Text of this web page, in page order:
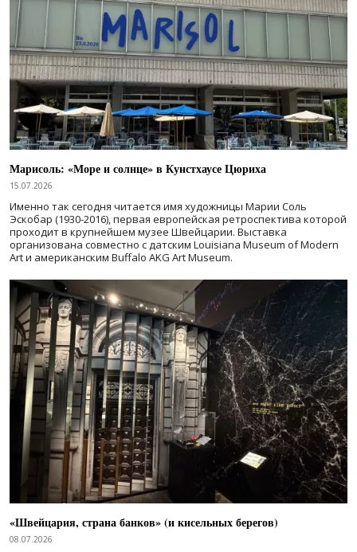
Марисоль: «Море и солнце» в Кунстхаусе Цюриха
15.07.2026
Именно так сегодня читается имя художницы Марии Соль
Эскобар (1930-2016), первая европейская ретроспектива которой
проходит в крупнейшем музее Швейцарии. Выставка
организована совместно с датским Louisiana Museum of Modern
Art и американским Buffalo AKG Art Museum.
«Швейцария, страна банков» (и кисельных берегов)
08.07.2026